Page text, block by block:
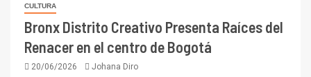
CULTURA
Bronx Distrito Creativo Presenta Raíces del
Renacer en el centro de Bogotá
20/06/2026 Johana Diro